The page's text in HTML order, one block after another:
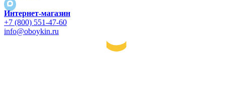
Интернет-магазин
+7 (800) 551-47-60
info@oboykin.ru